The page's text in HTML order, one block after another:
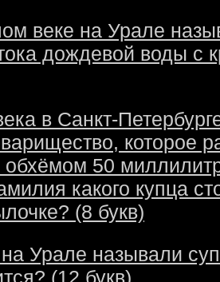
веке на Урале
дождевой воды с
в Санкт-
которое
обхёмом 50
какого купца
(8 букв)
Урале называли
(12 букв)